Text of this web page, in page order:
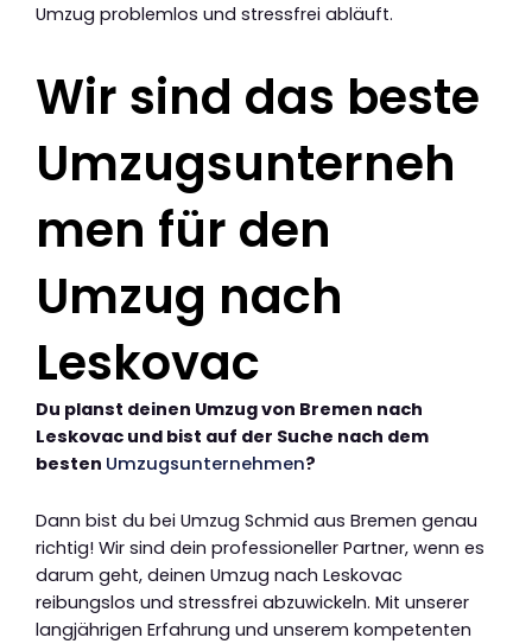
Umzug problemlos und stressfrei abläuft.
Wir sind das beste
Umzugsunterneh
men für den
Umzug nach
Leskovac
Du planst deinen Umzug von Bremen nach
Leskovac und bist auf der Suche nach dem
besten Umzugsunternehmen?
Dann bist du bei Umzug Schmid aus Bremen genau
richtig! Wir sind dein professioneller Partner, wenn es
darum geht, deinen Umzug nach Leskovac
reibungslos und stressfrei abzuwickeln. Mit unserer
langjährigen Erfahrung und unserem kompetenten